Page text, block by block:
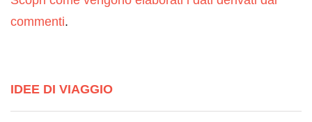
commenti.
IDEE DI VIAGGIO